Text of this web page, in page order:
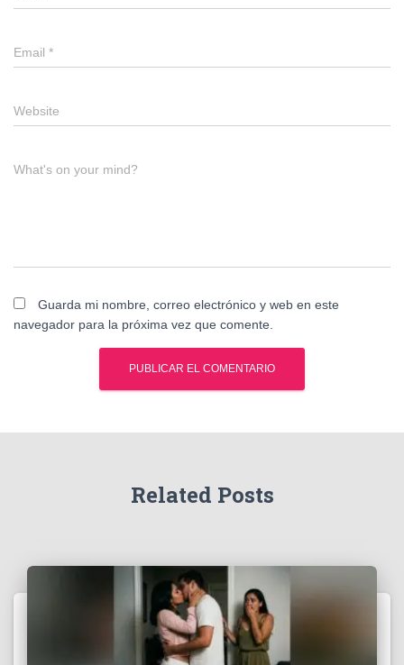
Email *
Website
What's on your mind?
Guarda mi nombre, correo electrónico y web en este
navegador para la próxima vez que comente.
Related Posts